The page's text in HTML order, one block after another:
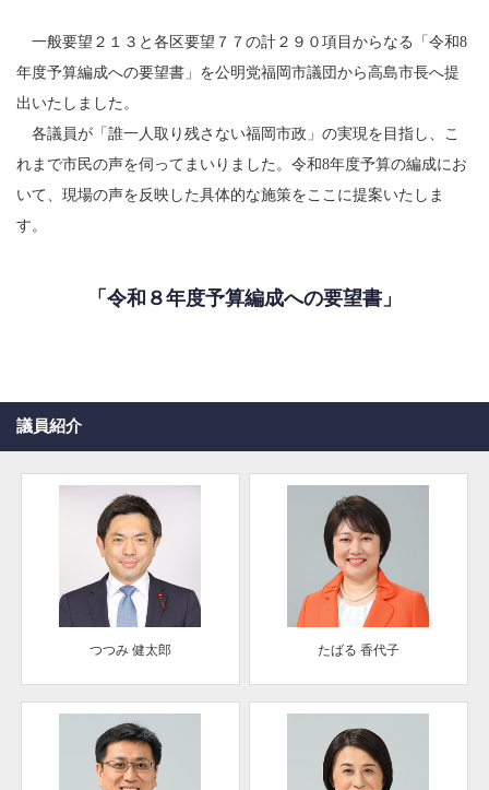
一般要望２１３と各区要望７７の計２９０項目からなる「令和8
年度予算編成への要望書」を公明党福岡市議団から高島市長へ提
出いたしました。
各議員が「誰一人取り残さない福岡市政」の実現を目指し、こ
れまで市民の声を伺ってまいりました。令和8年度予算の編成にお
いて、現場の声を反映した具体的な施策をここに提案いたしま
す。
「令和８年度予算編成への要望書」
議員紹介
つつみ 健太郎 たばる 香代子